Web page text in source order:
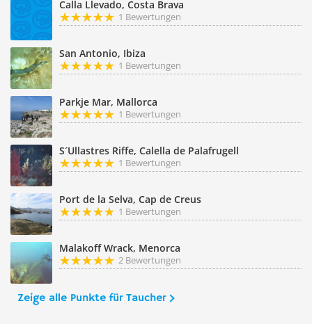
Calla Llevado, Costa Brava
1 Bewertungen
San Antonio, Ibiza
1 Bewertungen
Parkje Mar, Mallorca
1 Bewertungen
S´Ullastres Riffe, Calella de Palafrugell
1 Bewertungen
Port de la Selva, Cap de Creus
1 Bewertungen
Malakoff Wrack, Menorca
2 Bewertungen
Zeige alle Punkte für Taucher